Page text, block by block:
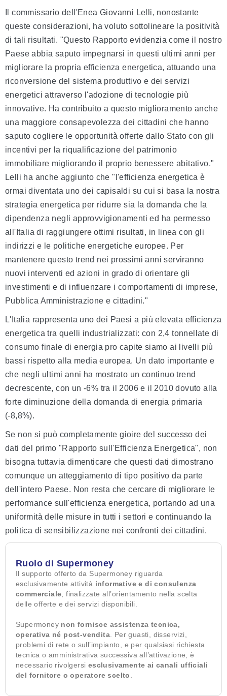
Il commissario dell'Enea Giovanni Lelli, nonostante
queste considerazioni, ha voluto sottolineare la positività
di tali risultati. "Questo Rapporto evidenzia come il nostro
Paese abbia saputo impegnarsi in questi ultimi anni per
migliorare la propria efficienza energetica, attuando una
riconversione del sistema produttivo e dei servizi
energetici attraverso l'adozione di tecnologie più
innovative. Ha contribuito a questo miglioramento anche
una maggiore consapevolezza dei cittadini che hanno
saputo cogliere le opportunità offerte dallo Stato con gli
incentivi per la riqualificazione del patrimonio
immobiliare migliorando il proprio benessere abitativo."
Lelli ha anche aggiunto che "l'efficienza energetica è
ormai diventata uno dei capisaldi su cui si basa la nostra
strategia energetica per ridurre sia la domanda che la
dipendenza negli approvvigionamenti ed ha permesso
all'Italia di raggiungere ottimi risultati, in linea con gli
indirizzi e le politiche energetiche europee. Per
mantenere questo trend nei prossimi anni serviranno
nuovi interventi ed azioni in grado di orientare gli
investimenti e di influenzare i comportamenti di imprese,
Pubblica Amministrazione e cittadini."
L'Italia rappresenta uno dei Paesi a più elevata efficienza
energetica tra quelli industrializzati: con 2,4 tonnellate di
consumo finale di energia pro capite siamo ai livelli più
bassi rispetto alla media europea. Un dato importante e
che negli ultimi anni ha mostrato un continuo trend
decrescente, con un -6% tra il 2006 e il 2010 dovuto alla
forte diminuzione della domanda di energia primaria
(-8,8%).
Se non si può completamente gioire del successo dei
dati del primo "Rapporto sull'Efficienza Energetica", non
bisogna tuttavia dimenticare che questi dati dimostrano
comunque un atteggiamento di tipo positivo da parte
dell'intero Paese. Non resta che cercare di migliorare le
performance sull'efficienza energetica, portando ad una
uniformità delle misure in tutti i settori e continuando la
politica di sensibilizzazione nei confronti dei cittadini.
Ruolo di Supermoney
Il supporto offerto da Supermoney riguarda
esclusivamente attività informative e di consulenza
commerciale , finalizzate all’orientamento nella scelta
delle offerte e dei servizi disponibili.
Supermoney non fornisce assistenza tecnica,
operativa né post-vendita . Per guasti, disservizi,
problemi di rete o sull’impianto, e per qualsiasi richiesta
tecnica o amministrativa successiva all’attivazione, è
necessario rivolgersi esclusivamente ai canali ufficiali
del fornitore o operatore scelto